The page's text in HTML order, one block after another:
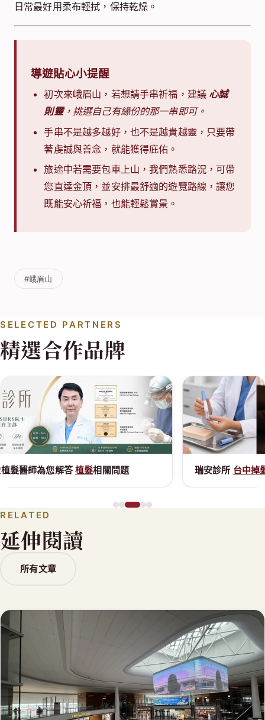
日常最好用柔布輕拭，保持乾燥。
導遊貼心小提醒
初次來峨眉山，若想請手串祈福，建議 心誠
則靈，挑選自己有緣份的那一串即可。
手串不是越多越好，也不是越貴越靈，只要帶
著虔誠與善念，就能獲得庇佑。
旅途中若需要包車上山，我們熟悉路況，可帶
您直達金頂，並安排最舒適的遊覽路線，讓您
既能安心祈福，也能輕鬆賞景。
#峨眉山
SELECTED PARTNERS
精選合作品牌
瑞安診所台中掉髮｜台中減肥
RELATED
延伸閱讀
所有文章